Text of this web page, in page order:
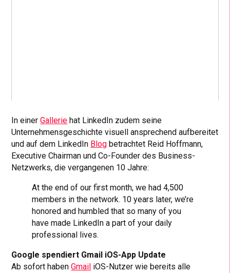
In einerGallerie hat LinkedIn zudem seine
Unternehmensgeschichte visuell ansprechend aufbereitet
und auf dem LinkedIn Blog betrachtet Reid Hoffmann,
Executive Chairman und Co-Founder des Business-
Netzwerks, die vergangenen 10 Jahre:
At the end of our first month, we had 4,500
members in the network. 10 years later, we’re
honored and humbled that so many of you
have made LinkedIn a part of your daily
professional lives.
Google spendiert Gmail iOS-App Update
Ab sofort habenGmail iOS-Nutzer wie bereits alle